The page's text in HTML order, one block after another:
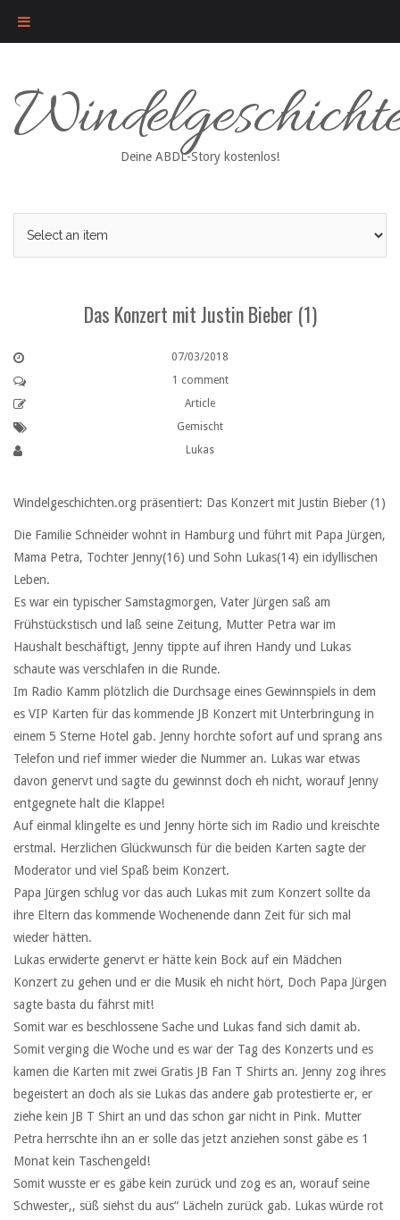
content
Deine ABDL-Story kostenlos!
Das Konzert mit Justin Bieber (1)
07/03/2018
1 comment
Article
Gemischt
Lukas
Windelgeschichten.org präsentiert: Das Konzert mit Justin Bieber (1)
Die Familie Schneider wohnt in Hamburg und führt mit Papa Jürgen,
Mama Petra, Tochter Jenny(16) und Sohn Lukas(14) ein idyllischen
Leben.
Es war ein typischer Samstagmorgen, Vater Jürgen saß am
Frühstückstisch und laß seine Zeitung, Mutter Petra war im
Haushalt beschäftigt, Jenny tippte auf ihren Handy und Lukas
schaute was verschlafen in die Runde.
Im Radio Kamm plötzlich die Durchsage eines Gewinnspiels in dem
es VIP Karten für das kommende JB Konzert mit Unterbringung in
einem 5 Sterne Hotel gab. Jenny horchte sofort auf und sprang ans
Telefon und rief immer wieder die Nummer an. Lukas war etwas
davon genervt und sagte du gewinnst doch eh nicht, worauf Jenny
entgegnete halt die Klappe!
Auf einmal klingelte es und Jenny hörte sich im Radio und kreischte
erstmal. Herzlichen Glückwunsch für die beiden Karten sagte der
Moderator und viel Spaß beim Konzert.
Papa Jürgen schlug vor das auch Lukas mit zum Konzert sollte da
ihre Eltern das kommende Wochenende dann Zeit für sich mal
wieder hätten.
Lukas erwiderte genervt er hätte kein Bock auf ein Mädchen
Konzert zu gehen und er die Musik eh nicht hört, Doch Papa Jürgen
sagte basta du fährst mit!
Somit war es beschlossene Sache und Lukas fand sich damit ab.
Somit verging die Woche und es war der Tag des Konzerts und es
kamen die Karten mit zwei Gratis JB Fan T Shirts an. Jenny zog ihres
begeistert an doch als sie Lukas das andere gab protestierte er, er
ziehe kein JB T Shirt an und das schon gar nicht in Pink. Mutter
Petra herrschte ihn an er solle das jetzt anziehen sonst gäbe es 1
Monat kein Taschengeld!
Somit wusste er es gäbe kein zurück und zog es an, worauf seine
Schwester,, süß siehst du aus“ Lächeln zurück gab. Lukas würde rot